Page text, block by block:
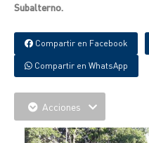
Subalterno.
Compartir en Facebook
Compartir en WhatsApp
Acciones